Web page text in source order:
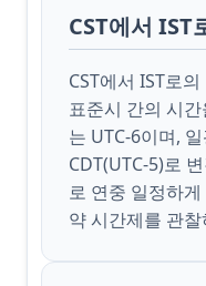
CST에서 IST
CST에서 IST로
표준시 간의 시
는 UTC-6이며,
CDT(UTC-5)로
로 연중 일정하
약 시간제를 관